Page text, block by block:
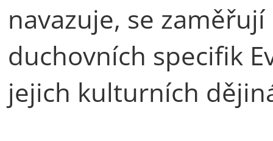
navazuje, se
duchovních specifik
jejich kulturních